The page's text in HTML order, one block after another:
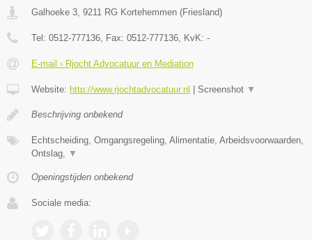
Galhoeke 3, 9211 RG Kortehemmen (Friesland)
Tel: 0512-777136, Fax: 0512-777136, KvK: -
E-mail › Rjocht Advocatuur en Mediation
Website: http://www.rjochtadvocatuur.nl Screenshot ▼
Beschrijving onbekend
Echtscheiding, Omgangsregeling, Alimentatie, Arbeidsvoorwaarden,
Ontslag, ▼
Openingstijden onbekend
Sociale media: